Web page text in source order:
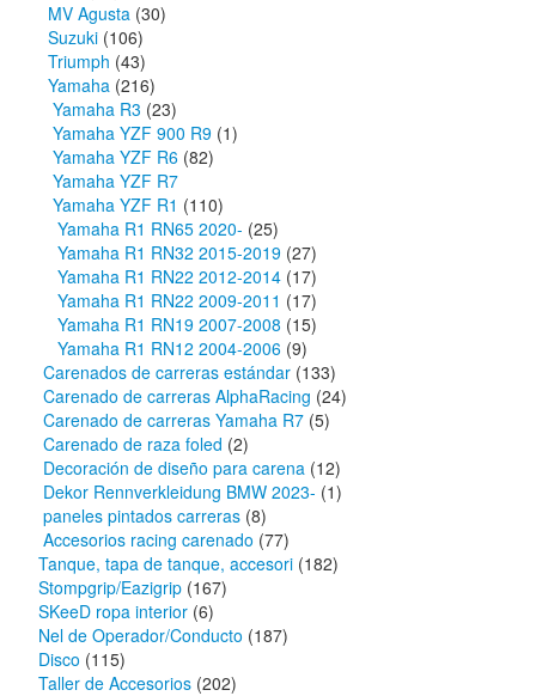
MV Agusta (30)
Suzuki (106)
Triumph (43)
Yamaha (216)
Yamaha R3 (23)
Yamaha YZF 900 R9 (1)
Yamaha YZF R6 (82)
Yamaha YZF R7
Yamaha YZF R1 (110)
Yamaha R1 RN65 2020- (25)
Yamaha R1 RN32 2015-2019 (27)
Yamaha R1 RN22 2012-2014 (17)
Yamaha R1 RN22 2009-2011 (17)
Yamaha R1 RN19 2007-2008 (15)
Yamaha R1 RN12 2004-2006 (9)
Carenados de carreras estándar (133)
Carenado de carreras AlphaRacing (24)
Carenado de carreras Yamaha R7 (5)
Carenado de raza foled (2)
Decoración de diseño para carena (12)
Dekor Rennverkleidung BMW 2023- (1)
paneles pintados carreras (8)
Accesorios racing carenado (77)
Tanque, tapa de tanque, accesori (182)
Stompgrip/Eazigrip (167)
SKeeD ropa interior (6)
Nel de Operador/Conducto (187)
Disco (115)
Taller de Accesorios (202)